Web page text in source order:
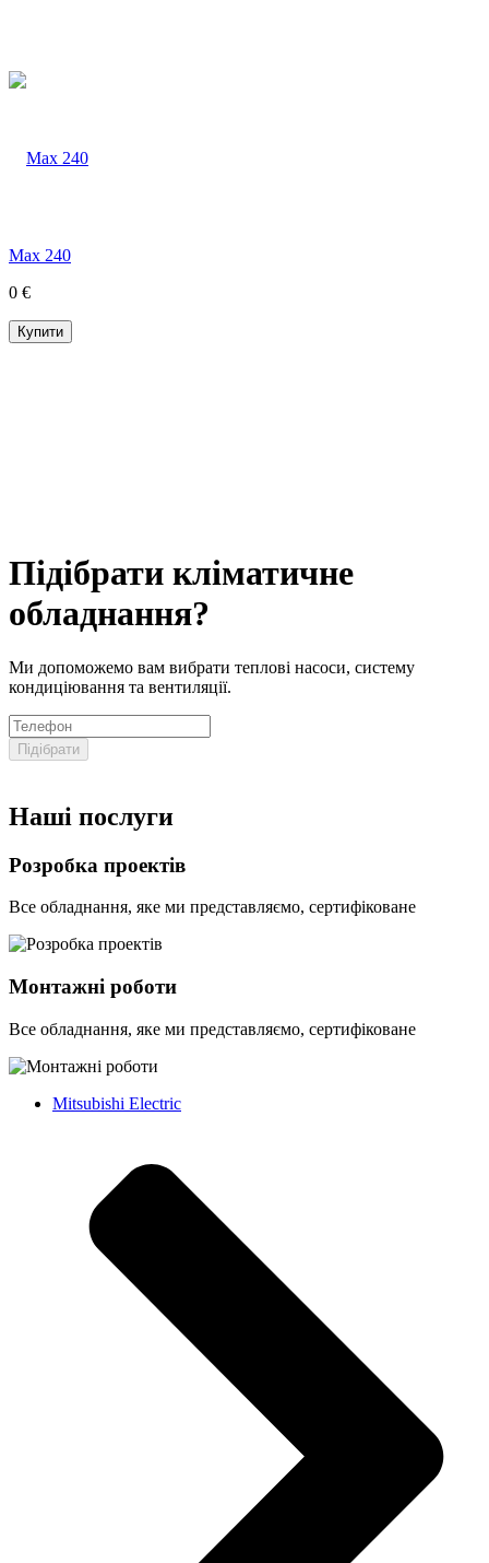
Max 240
0 €
Купити
Підібрати кліматичне
обладнання?
Ми допоможемо вам вибрати теплові насоси, систему
кондиціювання та вентиляції.
Підібрати
Наші послуги
Розробка проектів
Все обладнання, яке ми представляємо, сертифіковане
Монтажні роботи
Все обладнання, яке ми представляємо, сертифіковане
Mitsubishi Electric